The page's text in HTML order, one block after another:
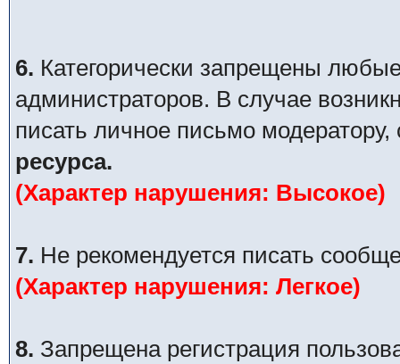
6. Категорически запрещены
администраторов. В случае
писать личное письмо
ресурса.
(Характер нарушения: Высокое)
7. Не рекомендуется писать
(Характер нарушения: Легкое)
8. Запрещена регистрация